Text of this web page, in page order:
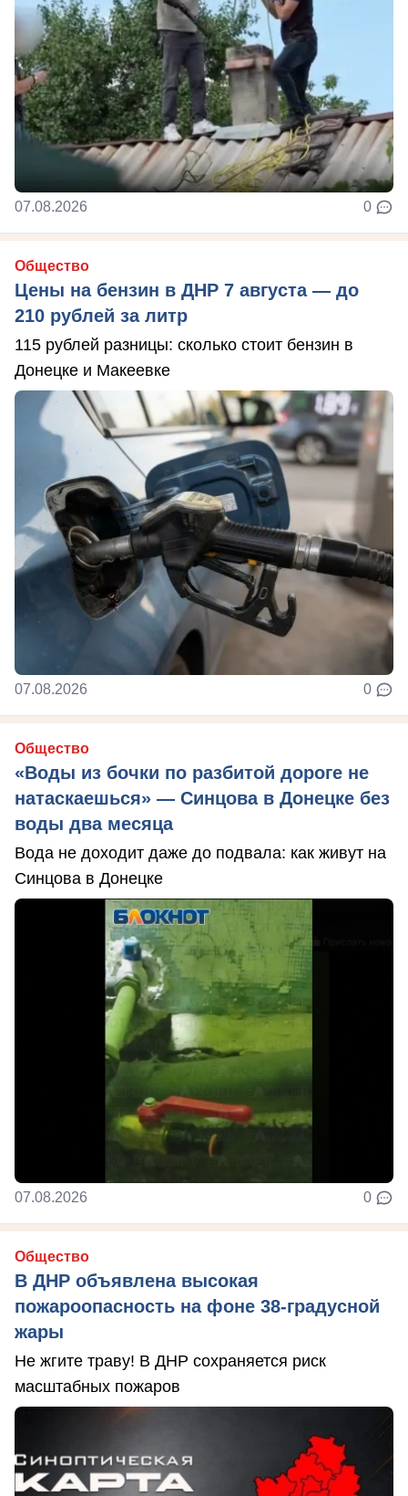
07.08.2026 0
Общество
Цены на бензин в ДНР 7 августа — до
210 рублей за литр
115 рублей разницы: сколько стоит бензин в
Донецке и Макеевке
07.08.2026 0
Общество
«Воды из бочки по разбитой дороге не
натаскаешься» — Синцова в Донецке без
воды два месяца
Вода не доходит даже до подвала: как живут на
Синцова в Донецке
07.08.2026 0
Общество
В ДНР объявлена высокая
пожароопасность на фоне 38-градусной
жары
Не жгите траву! В ДНР сохраняется риск
масштабных пожаров